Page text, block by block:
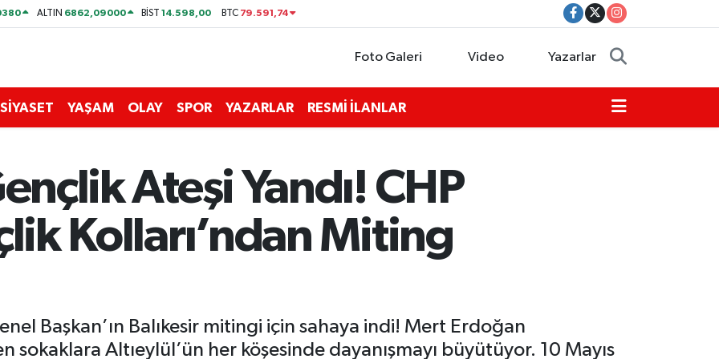
ALTIN 6862,09000 BİST14.598,00 BTC 79.591,74
Foto Galeri Video Yazarlar
SİYASET YAŞAM OLAY SPOR YAZARLAR RESMİ İLANLAR
Ateşi Yandı! CHP
Kolları’ndan Miting
Başkan’ın Balıkesir mitingi için sahaya indi! Mert Erdoğan
Altıeylül’ün her köşesinde dayanışmayı büyütüyor. 10 Mayıs